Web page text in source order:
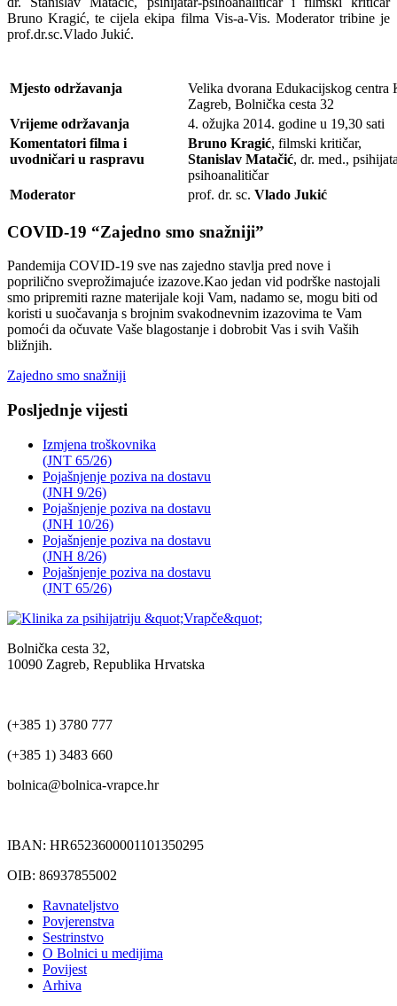
Bruno Kragić, te cijela ekipa filma Vis-a-Vis. Moderator tribine je
prof.dr.sc.Vlado Jukić.
Mjesto održavanja
Velika dvorana Edukacijskog
Zagreb, Bolnička cesta 32
Vrijeme održavanja
4. ožujka 2014. godine u 19,30 sati
Komentatori filma i
uvodničari u raspravu
Bruno Kragić, filmski kritičar,
Stanislav Matačić, dr. med.,
psihoanalitičar
Moderator
prof. dr. sc. Vlado Jukić
COVID-19 “Zajedno smo snažniji”
Pandemija COVID-19 sve nas zajedno stavlja pred nove i
poprilično sveprožimajuće izazove.Kao jedan vid podrške nastojali
smo pripremiti razne materijale koji Vam, nadamo se, mogu biti od
koristi u suočavanja s brojnim svakodnevnim izazovima te Vam
pomoći da očuvate Vaše blagostanje i dobrobit Vas i svih Vaših
bližnjih.
Zajedno smo snažniji
Posljednje vijesti
Izmjena troškovnika
(JNT 65/26)
Pojašnjenje poziva na dostavu
(JNH 9/26)
Pojašnjenje poziva na dostavu
(JNH 10/26)
Pojašnjenje poziva na dostavu
(JNH 8/26)
Pojašnjenje poziva na dostavu
(JNT 65/26)
Bolnička cesta 32,
10090 Zagreb, Republika Hrvatska
(+385 1) 3780 777
(+385 1) 3483 660
bolnica@bolnica-vrapce.hr
IBAN: HR6523600001101350295
OIB: 86937855002
Ravnateljstvo
Povjerenstva
Sestrinstvo
O Bolnici u medijima
Povijest
Arhiva